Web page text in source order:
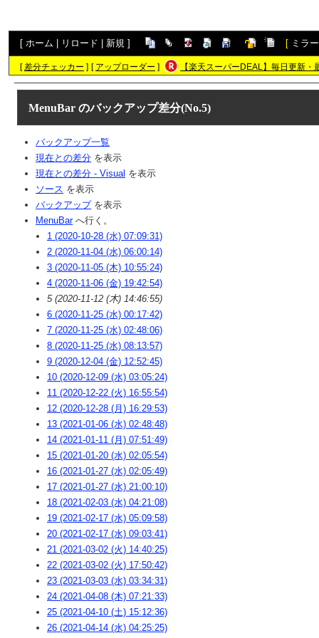
[ ホーム リロード 新規 ] [ ミラー
[差分チェッカー ] [ アップローダー ] 【楽天スーパーDEAL】毎日更新・
MenuBar のバックアップ差分(No.5)
バックアップ一覧
現在との差分 を表示
現在との差分 - Visual を表示
ソース を表示
バックアップを表示
MenuBarへ行く。
1 (2020-10-28 (水) 07:09:31)
2 (2020-11-04 (水) 06:00:14)
3 (2020-11-05 (木) 10:55:24)
4 (2020-11-06 (金) 19:42:54)
5 (2020-11-12 (木) 14:46:55)
6 (2020-11-25 (水) 00:17:42)
7 (2020-11-25 (水) 02:48:06)
8 (2020-11-25 (水) 08:13:57)
9 (2020-12-04 (金) 12:52:45)
10 (2020-12-09 (水) 03:05:24)
11 (2020-12-22 (火) 16:55:54)
12 (2020-12-28 (月) 16:29:53)
13 (2021-01-06 (水) 02:48:48)
14 (2021-01-11 (月) 07:51:49)
15 (2021-01-20 (水) 02:05:54)
16 (2021-01-27 (水) 02:05:49)
17 (2021-01-27 (水) 21:00:10)
18 (2021-02-03 (水) 04:21:08)
19 (2021-02-17 (水) 05:09:58)
20 (2021-02-17 (水) 09:03:41)
21 (2021-03-02 (火) 14:40:25)
22 (2021-03-02 (火) 17:50:42)
23 (2021-03-03 (水) 03:34:31)
24 (2021-04-08 (木) 07:21:33)
25 (2021-04-10 (土) 15:12:36)
26 (2021-04-14 (水) 04:25:25)